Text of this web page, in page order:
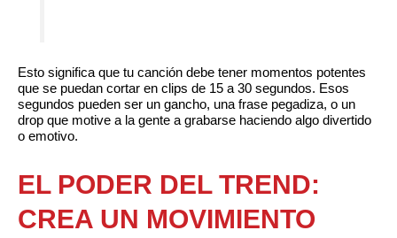
Esto significa que tu canción debe tener momentos potentes
que se puedan cortar en clips de 15 a 30 segundos. Esos
segundos pueden ser un gancho, una frase pegadiza, o un
drop que motive a la gente a grabarse haciendo algo divertido
o emotivo.
EL PODER DEL TREND:
CREA UN MOVIMIENTO